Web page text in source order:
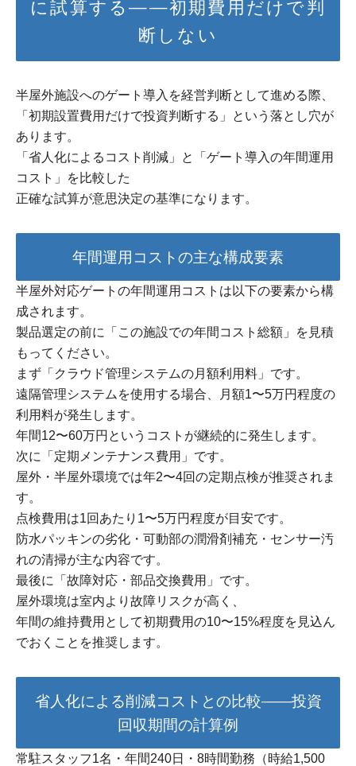
に試算する——初期費用だけで判
断しない
半屋外施設へのゲート導入を経営判断として進める際、
「初期設置費用だけで投資判断する」という落とし穴が
あります。
「省人化によるコスト削減」と「ゲート導入の年間運用
コスト」を比較した
正確な試算が意思決定の基準になります。
年間運用コストの主な構成要素
半屋外対応ゲートの年間運用コストは以下の要素から構
成されます。
製品選定の前に「この施設での年間コスト総額」を見積
もってください。
まず「クラウド管理システムの月額利用料」です。
遠隔管理システムを使用する場合、月額1〜5万円程度の
利用料が発生します。
年間12〜60万円というコストが継続的に発生します。
次に「定期メンテナンス費用」です。
屋外・半屋外環境では年2〜4回の定期点検が推奨されま
す。
点検費用は1回あたり1〜5万円程度が目安です。
防水パッキンの劣化・可動部の潤滑剤補充・センサー汚
れの清掃が主な内容です。
最後に「故障対応・部品交換費用」です。
屋外環境は室内より故障リスクが高く、
年間の維持費用として初期費用の10〜15%程度を見込ん
でおくことを推奨します。
省人化による削減コストとの比較——投資
回収期間の計算例
常駐スタッフ1名・年間240日・8時間勤務（時給1,500